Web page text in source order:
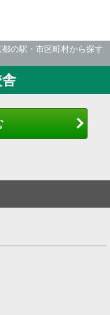
都の駅・市区町村から探す